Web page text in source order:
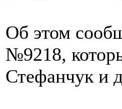
Об этом
№9218,
Стефанчук и